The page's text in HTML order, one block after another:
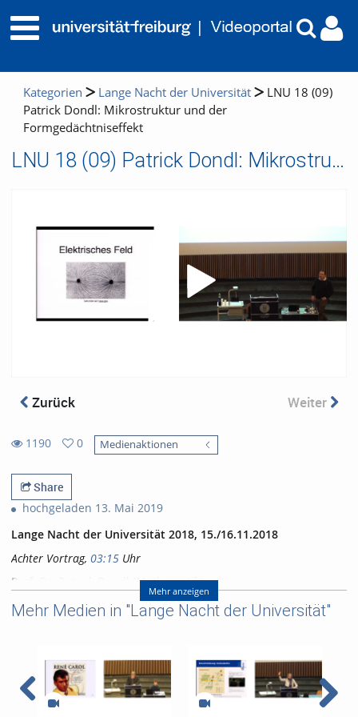
Kategorien Lange Nacht der Universität
LNU 18 (09)
Patrick Dondl: Mikrostruktur und der
Formgedächtniseffekt
LNU 18 (09) Patrick Dondl: Mikrostruktur und der Formgedächtniseffekt
Zurück Weiter
1190
views
0
favorites
Medienaktionen
Share
hochgeladen 13. Mai 2019
Lange Nacht der Universität 2018, 15./16.11.2018
Achter Vortrag, 03:15 Uhr
Prof. Dr. Patrick Dondl (Mathematik)
Mikrostruktur und der Formgedächtniseffekt
Referent/in:
Mehr anzeigen
Mehr Medien in "Lange Nacht der Universität"